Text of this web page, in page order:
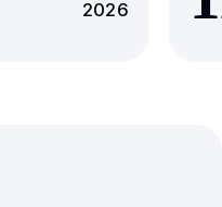
2026